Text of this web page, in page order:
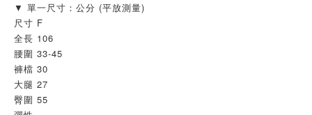
▼ 單一尺寸：公分 (平放測量)
尺寸 F
全長 106
腰圍 33-45
褲檔 30
大腿 27
臀圍 55